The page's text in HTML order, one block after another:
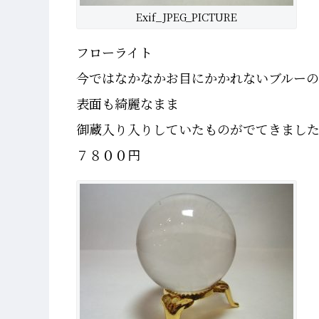
Exif_JPEG_PICTURE
フローライト
今ではなかなかお目にかかれないブルー
表面も綺麗なまま
御蔵入り入りしていたものがでてきました
７８００円